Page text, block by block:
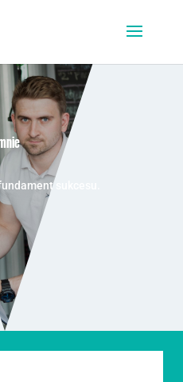
sukcesu.